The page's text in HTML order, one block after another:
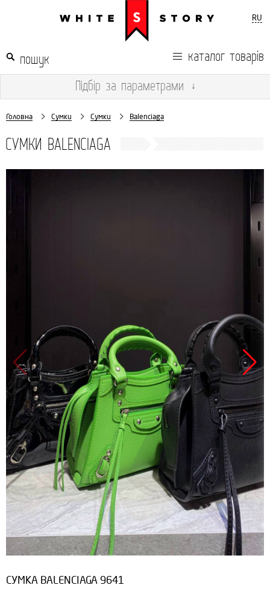
RU
каталог товарів
Підбір за параметрами ↓
Головна Сумки Сумки Balenciaga
СУМКИ BALENCIAGA
Продано
СУМКА BALENCIAGA 9641